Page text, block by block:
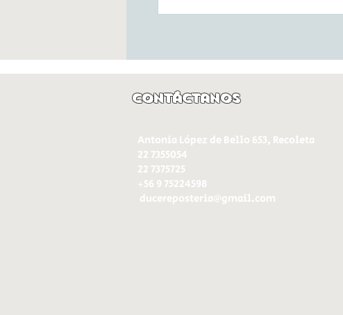
Contáctanos
Antonia López de Bello 653, Recoleta
22 7355054
22 7375725
+56 9 75224598
ducereposteria@gmail.com